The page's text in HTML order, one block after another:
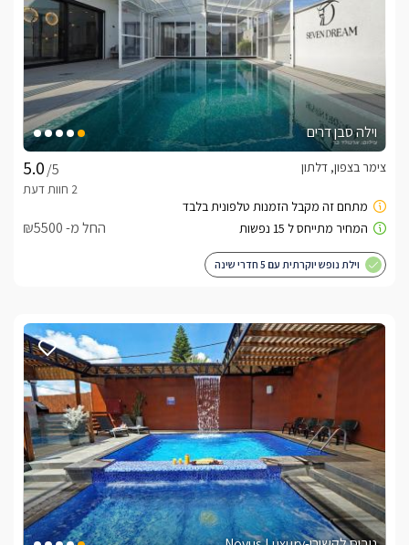
וילה סבן דרים
/5
צימר בצפון, דלתון
החל מ- ₪5500
וילת נופש יוקרתית עם 5 חדרי שינה